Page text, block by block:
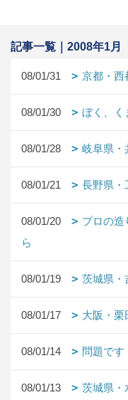
記事一覧｜2008年1月
08/01/31 京都・西
08/01/30 ぼく、く
08/01/28 岐阜県・
08/01/21 長野県・
08/01/20
プロの
ら
08/01/19 茨城県・
08/01/17 大阪・栗
08/01/14 問題です
08/01/13 茨城県・